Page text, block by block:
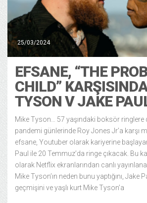
25/03/2024
EFSANE, “THE
CHILD”
TYSON V JAKE
Mike Tyson… 57 yaşındaki boksör ringlere
pandemi günlerinde Roy Jones Jr’a karşı
efsane, Youtuber olarak kariyerine
Paul ile 20 Temmuz’da ringe çıkacak. Bu
olarak Netflix ekranlarından canlı
Mike Tyson’ın neden bunu yaptığını, Jake
geçmişini ve yaşlı kurt Mike Tyson’a